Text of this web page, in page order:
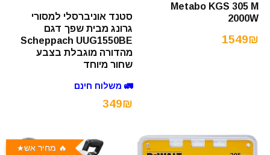
Metabo KGS 305 M
2000W
1549₪
סטנד אוניברסלי למסורי
גרונג מבית שפך דגם
Scheppach UUG1550BE
מהדורה מוגבלת בצבע
שחור מיוחד
🚛 משלוח חינם
349₪
🔥 מחיר אש